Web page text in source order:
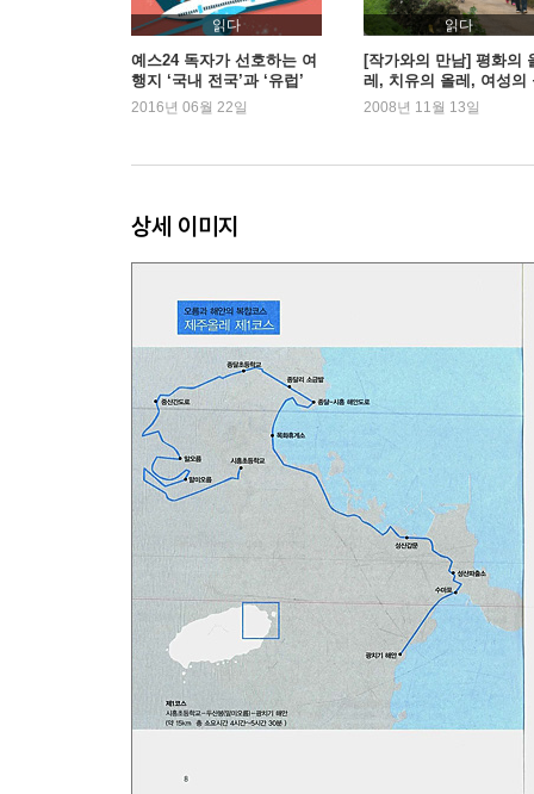
내가 사랑한 포구, 구두미 / 관광 극장 앞 단발머리
서복전시관 담장 유감
그 바다에 나는 무릎 꿇었네
살아 있는 여신, 해녀들의 길
: 제주올레 4코스 이야기 월평~대평
"당신을 위해 이 길을 닦았어" 해병대길 / 여왕의
고통의 바다에서 건져 올린 유머
다람쥐궤와 들렁궤
끊어진 길은 잇고, 사라진 길은 불러내고
: 제주올레 5코스 이야기 대평~화순
외할망 만나러 기정길 넘던 호경이 / 안덕계곡에
대평리 용왕 난드르 마을
갯바위에 누워, 우주의 치마폭에 싸여
: 제주올레 6코스 이야기 화순~하모리
"자장면 시키신 분" 화순 암반길에 둘러앉아 / 풍경
Part 2 길치, 걷기에 빠져들다
읽다
예스24 독자가 선호하는 여
행지 ‘국내 전국’과 ‘유럽’
2016년 06월 22일
읽다
[작가와의 만남] 평화의
레, 치유의 올레, 여성의
레, 제주올레를 걷다
2008년 11월 13일
상세 이미지